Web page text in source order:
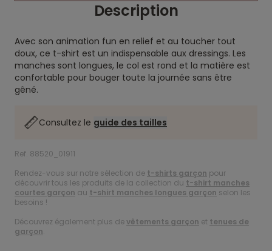
Description
Avec son animation fun en relief et au toucher tout
doux, ce t-shirt est un indispensable aux dressings. Les
manches sont longues, le col est rond et la matière est
confortable pour bouger toute la journée sans être
gêné.
Consultez le guide des tailles
Ref. 88520_01911
Rendez-vous sur notre sélection de t-shirts garçon pour
découvrir tous les produits de la collection du t-shirt manches
courtes garçon au t-shirt manches longues garçon selon les
besoins !
Découvrez également plus devêtements garçon et tenues de
garçon.